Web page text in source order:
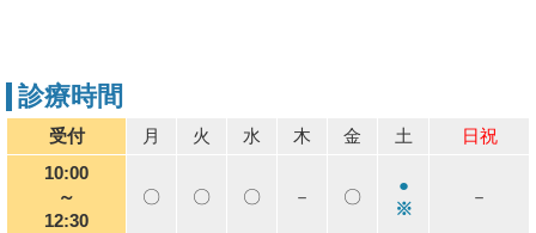
診療時間
受付 月 火 水 木 金 土
日祝
10:00
～
12:30
〇 〇 〇 － 〇
●
※
－